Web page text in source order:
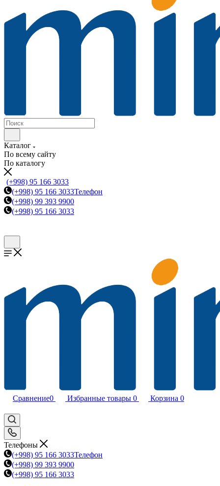
Каталог
По всему сайту
По каталогу
(+998) 95 166 3033
(+998) 95 166 3033Телефон
(+998) 99 393 9900
(+998) 95 166 3033
Сравнение0 Избранные товары 0 Корзина 0
Телефоны
(+998) 95 166 3033Телефон
(+998) 99 393 9900
(+998) 95 166 3033